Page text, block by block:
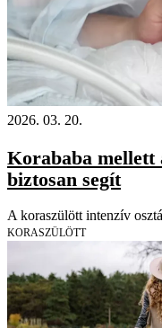
2026. 03. 20.
Korababa mellett
biztosan segít
A koraszülött intenzív
KORASZÜLÖTT